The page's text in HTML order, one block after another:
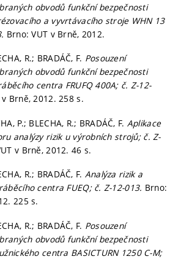
obvodů funkční bezpečnosti
a vyvrtávacího stroje WHN 13
Brno: VUT v Brně, 2012.
R.; BRADÁČ, F. Posouzení
obvodů funkční bezpečnosti
centra FRUFQ 400A; č. Z-12-
Brně, 2012. 258 s.
P.; BLECHA, R.; BRADÁČ, F. Aplikace
analýzy rizik u výrobních strojů; č. Z-
v Brně, 2012. 46 s.
R.; BRADÁČ, F. Analýza rizik a
centra FUEQ; č. Z-12-013. Brno:
225 s.
R.; BRADÁČ, F. Posouzení
obvodů funkční bezpečnosti
centra BASICTURN 1250 C-M;